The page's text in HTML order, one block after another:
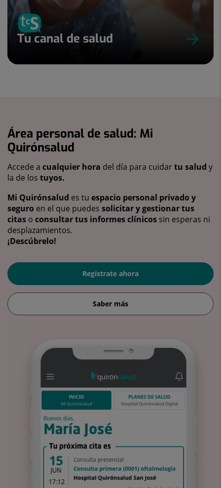
Tu canal de salud
Área personal de salud: Mi
Quirónsalud
Accede a cualquier hora del día para cuidartu salud y
la de los tuyos.
Mi Quirónsalud es tu espacio personal privado y
seguro en el que puedes solicitar y gestionar tus
citas o consultar tus informes clínicos sin esperas ni
desplazamientos.
¡Descúbrelo!
Regístrate ahora
Saber más